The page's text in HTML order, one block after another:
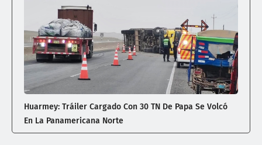
Huarmey: Tráiler Cargado Con 30 TN De Papa Se Volcó
En La Panamericana Norte